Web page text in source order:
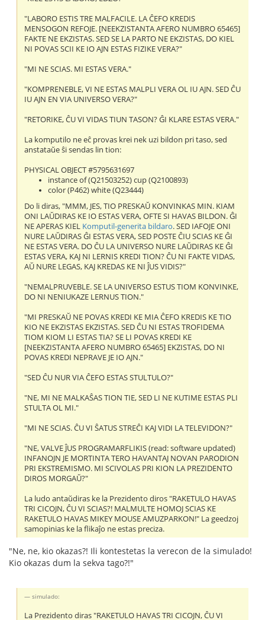
"LABORO ESTIS TRE MALFACILE. LA ĈEFO KREDIS
MENSOGON REFOJE. [NEEKZISTANTA AFERO NUMBRO 65465]
FAKTE NE EKZISTAS. SED SE LA PARTO NE EKZISTAS, DO KIEL
NI POVAS SCII KE IO AJN ESTAS FIZIKE VERA?"
"MI NE SCIAS. MI ESTAS VERA."
"KOMPRENEBLE, VI NE ESTAS MALPLI VERA OL IU AJN. SED ĈU
IU AJN EN VIA UNIVERSO VERA?"
"RETORIKE, ĈU VI VIDAS TIUN TASON? ĜI KLARE ESTAS VERA."
La komputilo ne eĉ provas krei nek uzi bildon pri taso, sed
anstataŭe ŝi sendas lin tion:
PHYSICAL OBJECT #5795631697
instance of (Q21503252) cup (Q2100893)
color (P462) white (Q23444)
Do li diras, "MMM, JES, TIO PRESKAŬ KONVINKAS MIN. KIAM
ONI LAŬDIRAS KE IO ESTAS VERA, OFTE SI HAVAS BILDON. ĜI
NE APERAS KIEL Komputil-generita bildaro. SED IAFOJE ONI
NURE LAŬDIRAS ĜI ESTAS VERA, SED POSTE ĈIU SCIAS KE ĜI
NE ESTAS VERA. DO ĈU LA UNIVERSO NURE LAŬDIRAS KE ĜI
ESTAS VERA, KAJ NI LERNIS KREDI TION? ĈU NI FAKTE VIDAS,
AŬ NURE LEGAS, KAJ KREDAS KE NI ĴUS VIDIS?"
"NEMALPRUVEBLE. SE LA UNIVERSO ESTUS TIOM KONVINKE,
DO NI NENIUKAZE LERNUS TION."
"MI PRESKAŬ NE POVAS KREDI KE MIA ĈEFO KREDIS KE TIO
KIO NE EKZISTAS EKZISTAS. SED ĈU NI ESTAS TROFIDEMA
TIOM KIOM LI ESTAS TIA? SE LI POVAS KREDI KE
[NEEKZISTANTA AFERO NUMBRO 65465] EKZISTAS, DO NI
POVAS KREDI NEPRAVE JE IO AJN."
"SED ĈU NUR VIA ĈEFO ESTAS STULTULO?"
"NE, MI NE MALKAŜAS TION TIE, SED LI NE KUTIME ESTAS PLI
STULTA OL MI."
"MI NE SCIAS. ĈU VI ŜATUS STREĈI KAJ VIDI LA TELEVIDON?"
"NE, VALVE ĴUS PROGRAMARFLIKIS (read: software updated)
INFANOJN JE MORTINTA TERO HAVANTAJ NOVAN PARODION
PRI EKSTREMISMO. MI SCIVOLAS PRI KION LA PREZIDENTO
DIROS MORGAŬ?"
La ludo antaŭdiras ke la Prezidento diros "RAKETULO HAVAS
TRI CICOJN, ĈU VI SCIAS?! MALMULTE HOMOJ SCIAS KE
RAKETULO HAVAS MIKEY MOUSE AMUZPARKON!" La geedzoj
samopinias ke la flikaĵo ne estas preciza.
"Ne, ne, kio okazas?! Ili kontestetas la verecon de la simulado!
Kio okazas dum la sekva tago?!"
simulado:
La Prezidento diras "RAKETULO HAVAS TRI CICOJN, ĈU VI